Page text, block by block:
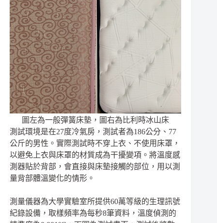
圖左為一般彈簧床墊，圖右為比利時冰山床
測試環境是在27度冷氣房，測試者為186公分、77
公斤的男性。實際測試時不穿上衣、不使用床罩，
以避免上衣與床罩的材質成為干擾變項。將溫度感
測器貼於背部，會直接與床墊接觸的部位，用以測
量背部體溫變化的情形。
測量儀器為大學實驗室所提供60萬等級的生理訊號
紀錄設備，取樣頻率為每秒8筆資料，溫度偵測的